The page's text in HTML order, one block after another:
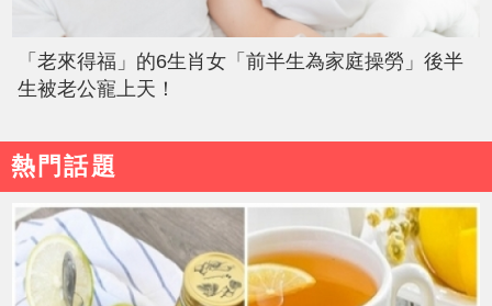
「老來得福」的6生肖女「前半生為家庭操勞」後半
生被老公寵上天！
熱門話題